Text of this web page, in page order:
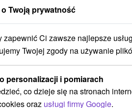
i powrót do
ZDROWY
Zdrowie i
na miarę
Twoją prywatność
zapewnić Ci zawsze najlepsze
Twojej zgody na używanie
personalizacji i pomiarach
co dzieje się na stronach
oraz usługi firmy Google.